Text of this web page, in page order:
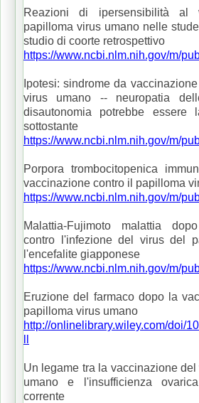
Reazioni di ipersensibilità al
papilloma virus umano nelle
studio di coorte retrospettivo
https://www.ncbi.nlm.nih.gov/m/
Ipotesi: sindrome da
virus umano -- neuropatia
disautonomia potrebbe essere
sottostante
https://www.ncbi.nlm.nih.gov/m/
Porpora trombocitopenica
vaccinazione contro il papilloma
https://www.ncbi.nlm.nih.gov/m/
Malattia-Fujimoto malattia
contro l'infezione del virus del
l'encefalite giapponese
https://www.ncbi.nlm.nih.gov/m/
Eruzione del farmaco dopo la
papilloma virus umano
http://onlinelibrary.wiley.com/doi/
Un legame tra la vaccinazione
umano e l'insufficienza
corrente